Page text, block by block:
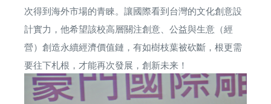
次得到海外市場的青睞。讓國際看到台灣的文化創意設
計實力，他希望該校高層關注創意、公益與生意（經
營）創造永續經濟價值鏈，有如樹枝葉被砍斷，根更需
要往下札根，才能再次發展，創新未来！